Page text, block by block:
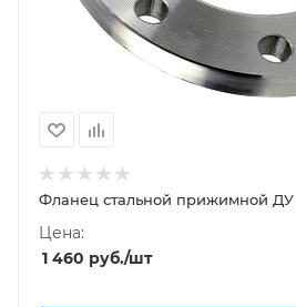
Фланец стальной прижимной ДУ
Цена:
1 460 руб./шт